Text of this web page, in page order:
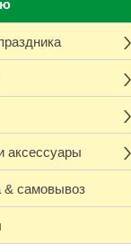
аксессуары
& самовывоз